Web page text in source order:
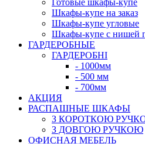
Готовые шкафы-купе
Шкафы-купе на заказ
Шкафы-купе угловые
Шкафы-купе с нишей
ГАРДЕРОБНЫЕ
ГАРДЕРОБНІ
- 1000мм
- 500 мм
- 700мм
АКЦИЯ
РАСПАШНЫЕ ШКАФЫ
З КОРОТКОЮ
З ДОВГОЮ РУЧКОЮ
ОФИСНАЯ МЕБЕЛЬ